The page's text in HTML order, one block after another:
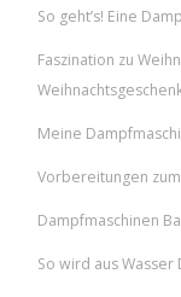
So geht’s! Eine
Faszination zu
Meine
Vorbereitungen
Dampfmaschinen
So wird aus Wasser